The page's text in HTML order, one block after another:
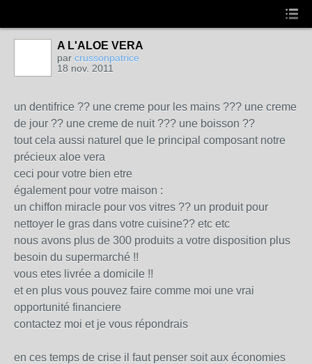
A L'ALOE VERA
par crussonpatrice
18 nov. 2011
un dentifrice ?? une creme pour les mains ??? une creme
de jour ?? une creme de nuit ??? une boisson ??
tout cela aussi naturel que le principal composant notre
précieux aloe vera
ceci pour votre bien etre
également pour votre maison :
un chiffon miracle pour vos vitres ?? un produit pour
nettoyer le gras dans votre cuisine?? etc etc
nous avons plus de 300 produits a votre disposition plus
besoin du supermarché !!
vous etes livrée a domicile !!
et en plus vous pouvez faire comme moi une vrai
opportunité financiere
contactez moi et je vous répondrais
en ces temps de crise il faut penser soit aux économies